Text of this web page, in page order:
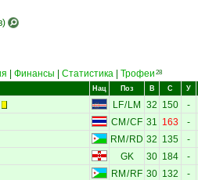
Финансы Статистика Трофеи 28
Нац Поз В С У
LF/ LM 32 150 -
CM /CF 31 163 -
RM / RD 32 135 -
GK 30 184 -
RM / RF 30 132 -